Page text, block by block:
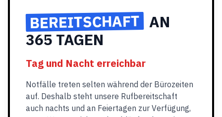
BEREITSCHAFT AN
365 TAGEN
Tag und Nacht erreichbar
Notfälle treten selten während der Bürozeiten
auf. Deshalb steht unsere Rufbereitschaft
auch nachts und an Feiertagen zur Verfügung,